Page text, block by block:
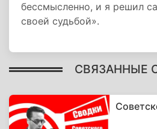
бессмысленно, и я решил
своей судьбой».
СВЯЗАННЫЕ